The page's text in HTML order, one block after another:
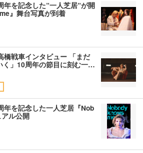
年を記念した”一人芝居”が開
』舞台写真が到着
橋戦車インタビュー 「まだ
く」10周年の節目に刻む一…
年を記念した一人芝居『Nob
ル公開